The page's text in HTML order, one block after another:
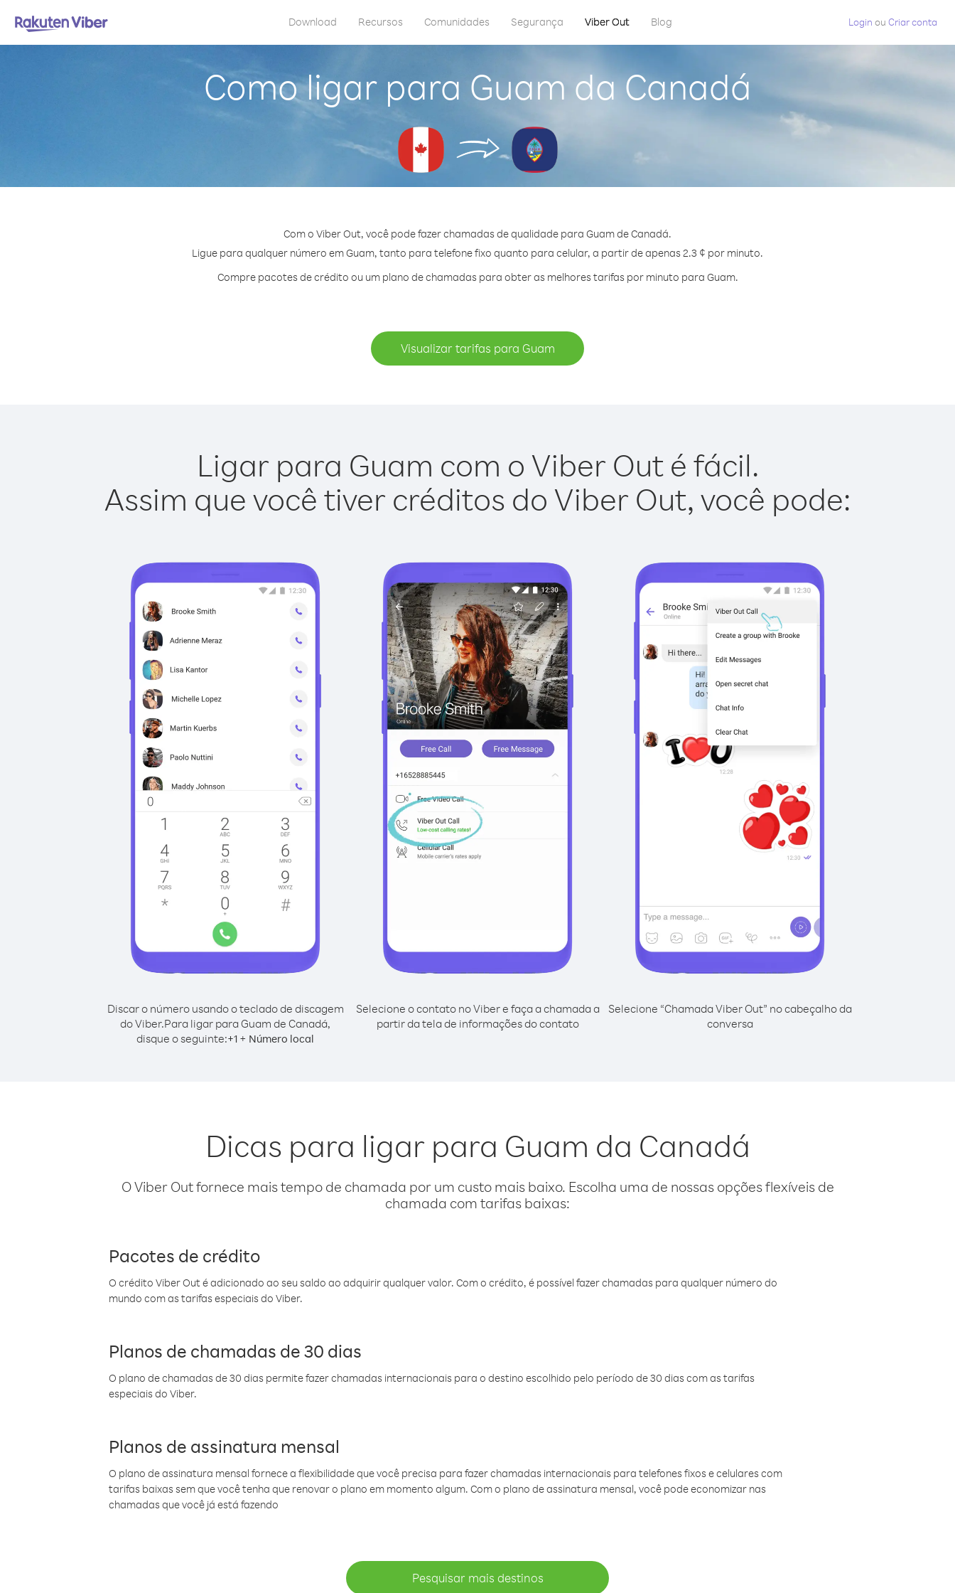
Download Recursos Comunidades Segurança Viber Out Blog Login ou Criar conta
Como ligar para Guam da Canadá
Com o Viber Out, você pode fazer chamadas de qualidade para Guam de Canadá.
Ligue para qualquer número em Guam, tanto para telefone fixo quanto para celular, a partir de apenas 2.3 ¢ por minuto.
Compre pacotes de crédito ou um plano de chamadas para obter as melhores tarifas por minuto para Guam.
Visualizar tarifas para Guam
Ligar para Guam com o Viber Out é fácil.
Assim que você tiver créditos do Viber Out, você pode:
Discar o número usando o teclado de discagem
do Viber.Para ligar para Guam de Canadá,
disque o seguinte:+1 + Número local
Selecione o contato no Viber e faça a chamada a
partir da tela de informações do contato
Selecione “Chamada Viber Out” no cabeçalho da
conversa
Dicas para ligar para Guam da Canadá
O Viber Out fornece mais tempo de chamada por um custo mais baixo. Escolha uma de nossas opções flexíveis de
chamada com tarifas baixas:
Pacotes de crédito
O crédito Viber Out é adicionado ao seu saldo ao adquirir qualquer valor. Com o crédito, é possível fazer chamadas para qualquer número do
mundo com as tarifas especiais do Viber.
Planos de chamadas de 30 dias
O plano de chamadas de 30 dias permite fazer chamadas internacionais para o destino escolhido pelo período de 30 dias com as tarifas
especiais do Viber.
Planos de assinatura mensal
O plano de assinatura mensal fornece a flexibilidade que você precisa para fazer chamadas internacionais para telefones fixos e celulares com
tarifas baixas sem que você tenha que renovar o plano em momento algum. Com o plano de assinatura mensal, você pode economizar nas
chamadas que você já está fazendo
Pesquisar mais destinos